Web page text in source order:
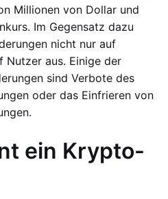
Millionen von Dollar und
Im Gegensatz dazu
nicht nur auf
Nutzer aus. Einige der
sind Verbote des
oder das Einfrieren von
ein Krypto-